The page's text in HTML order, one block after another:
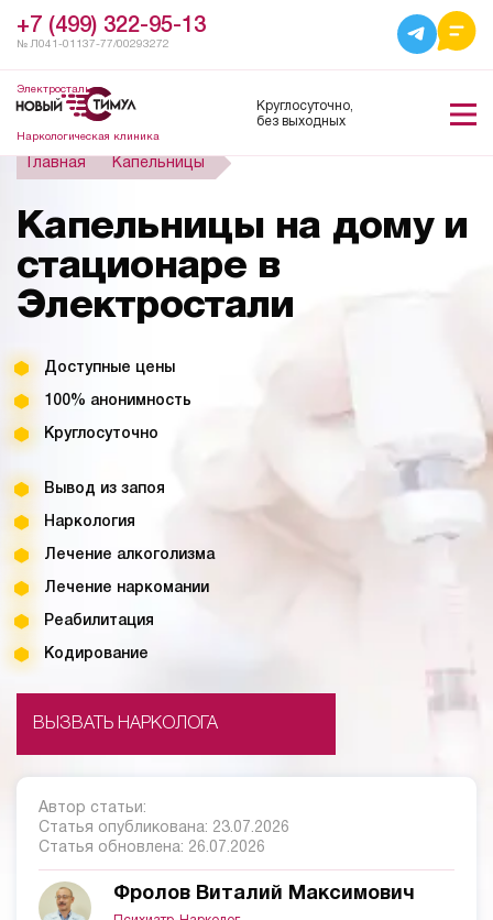
+7 (499) 322-95-13
№ Л041-01137-77/00293272
Электросталь
Наркологическая клиника
Круглосуточно,
без выходных
Главная Капельницы
Капельницы на дому и
стационаре в
Электростали
Доступные цены
100% анонимность
Круглосуточно
Вывод из запоя
Наркология
Лечение алкоголизма
Лечение наркомании
Реабилитация
Кодирование
ВЫЗВАТЬ НАРКОЛОГА
Автор статьи:
Статья опубликована: 23.07.2026
Статья обновлена: 26.07.2026
Фролов Виталий Максимович